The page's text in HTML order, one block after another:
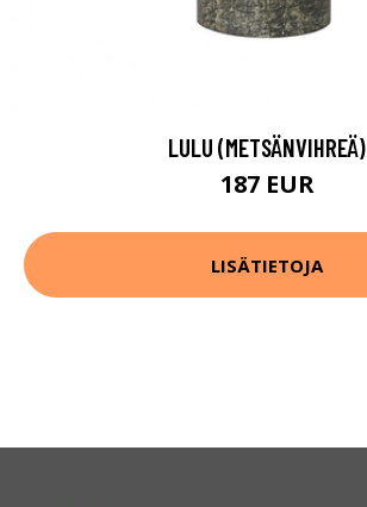
LULU (METSÄNVIHREÄ)
187 EUR
LISÄTIETOJA